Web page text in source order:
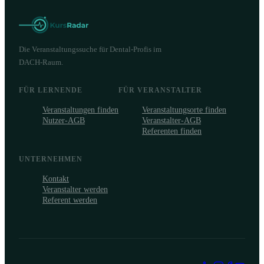
Die Veranstaltungssuche für Dental-Profis im
DACH-Raum.
FÜR LERNENDE
Veranstaltungen finden
Nutzer-AGB
FÜR VERANSTALTER
Veranstaltungsorte finden
Veranstalter-AGB
Referenten finden
UNTERNEHMEN
Kontakt
Veranstalter werden
Referent werden